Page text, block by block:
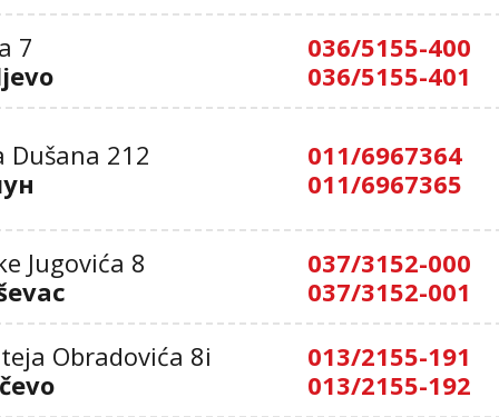
7
036/5155-400
036/5155-401
Dušana 212
011/6967364
011/6967365
Jugovića 8
037/3152-000
037/3152-001
Obradovića 8i
013/2155-191
013/2155-192